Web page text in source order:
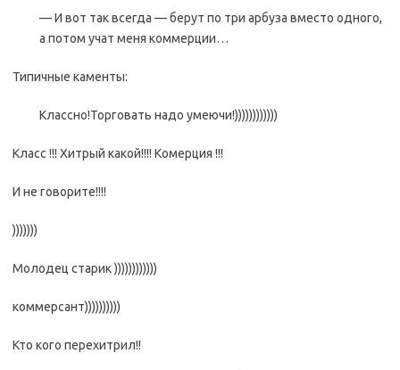
— И вот так всегда — берут по три арбуза вместо одного,
а потом учат меня коммерции…
Типичные каменты:
Классно!Торговать надо умеючи!))))))))))))
Класс !!! Хитрый какой!!!! Комерция !!!
И не говорите!!!!
)))))))
Молодец старик ))))))))))))
коммерсант))))))))))
Кто кого перехитрил!!